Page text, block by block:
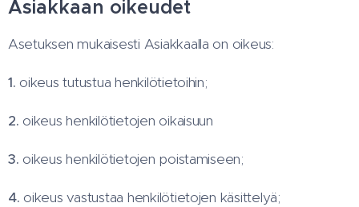
Asiakkaan oikeudet
Asetuksen mukaisesti Asiakkaalla on oikeus:
1.oikeus tutustua henkilötietoihin;
2.oikeus henkilötietojen oikaisuun
3.oikeus henkilötietojen poistamiseen;
4.oikeus vastustaa henkilötietojen käsittelyä;